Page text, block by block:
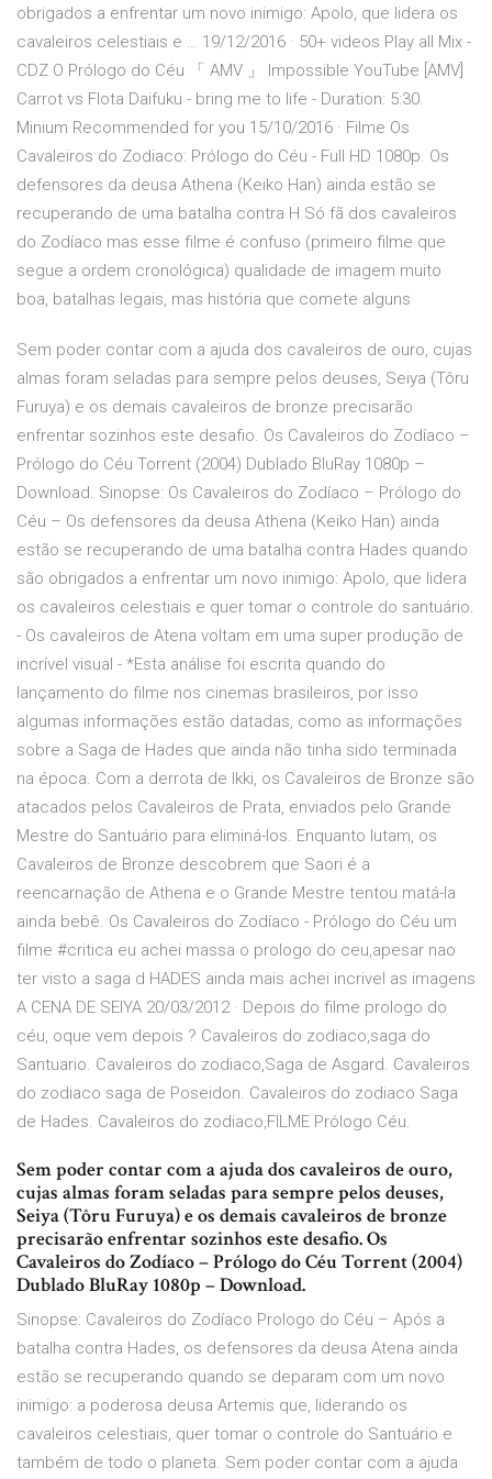
obrigados a enfrentar um novo inimigo: Apolo, que lidera os
cavaleiros celestiais e … 19/12/2016 · 50+ videos Play all Mix -
CDZ O Prólogo do Céu 「 AMV 」 Impossible YouTube [AMV]
Carrot vs Flota Daifuku - bring me to life - Duration: 5:30.
Minium Recommended for you 15/10/2016 · Filme Os
Cavaleiros do Zodiaco: Prólogo do Céu - Full HD 1080p. Os
defensores da deusa Athena (Keiko Han) ainda estão se
recuperando de uma batalha contra H Só fã dos cavaleiros
do Zodíaco mas esse filme é confuso (primeiro filme que
segue a ordem cronológica) qualidade de imagem muito
boa, batalhas legais, mas história que comete alguns
Sem poder contar com a ajuda dos cavaleiros de ouro, cujas
almas foram seladas para sempre pelos deuses, Seiya (Tôru
Furuya) e os demais cavaleiros de bronze precisarão
enfrentar sozinhos este desafio. Os Cavaleiros do Zodíaco –
Prólogo do Céu Torrent (2004) Dublado BluRay 1080p –
Download. Sinopse: Os Cavaleiros do Zodíaco – Prólogo do
Céu – Os defensores da deusa Athena (Keiko Han) ainda
estão se recuperando de uma batalha contra Hades quando
são obrigados a enfrentar um novo inimigo: Apolo, que lidera
os cavaleiros celestiais e quer tomar o controle do santuário.
- Os cavaleiros de Atena voltam em uma super produção de
incrível visual - *Esta análise foi escrita quando do
lançamento do filme nos cinemas brasileiros, por isso
algumas informações estão datadas, como as informações
sobre a Saga de Hades que ainda não tinha sido terminada
na época. Com a derrota de Ikki, os Cavaleiros de Bronze são
atacados pelos Cavaleiros de Prata, enviados pelo Grande
Mestre do Santuário para eliminá-los. Enquanto lutam, os
Cavaleiros de Bronze descobrem que Saori é a
reencarnação de Athena e o Grande Mestre tentou matá-la
ainda bebê. Os Cavaleiros do Zodíaco - Prólogo do Céu um
filme #critica eu achei massa o prologo do ceu,apesar nao
ter visto a saga d HADES ainda mais achei incrivel as imagens
A CENA DE SEIYA 20/03/2012 · Depois do filme prologo do
céu, oque vem depois ? Cavaleiros do zodiaco,saga do
Santuario. Cavaleiros do zodiaco,Saga de Asgard. Cavaleiros
do zodiaco saga de Poseidon. Cavaleiros do zodiaco Saga
de Hades. Cavaleiros do zodiaco,FILME Prólogo Céu.
Sem poder contar com a ajuda dos cavaleiros de ouro,
cujas almas foram seladas para sempre pelos deuses,
Seiya (Tôru Furuya) e os demais cavaleiros de bronze
precisarão enfrentar sozinhos este desafio. Os
Cavaleiros do Zodíaco – Prólogo do Céu Torrent (2004)
Dublado BluRay 1080p – Download.
Sinopse: Cavaleiros do Zodíaco Prologo do Céu – Após a
batalha contra Hades, os defensores da deusa Atena ainda
estão se recuperando quando se deparam com um novo
inimigo: a poderosa deusa Artemis que, liderando os
cavaleiros celestiais, quer tomar o controle do Santuário e
também de todo o planeta. Sem poder contar com a ajuda